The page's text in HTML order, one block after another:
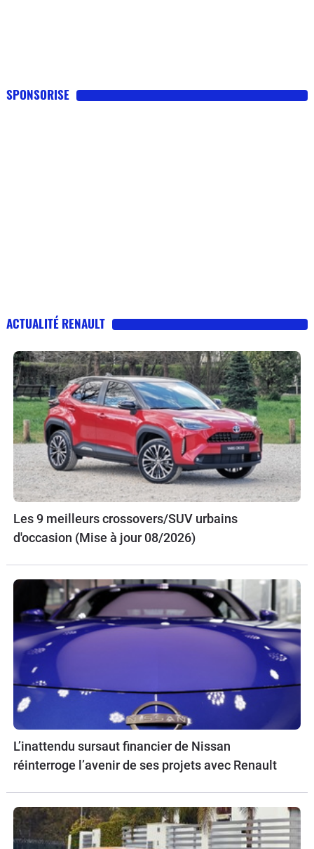
SPONSORISE
ACTUALITÉ RENAULT
Les 9 meilleurs crossovers/SUV urbains
d'occasion (Mise à jour 08/2026)
L’inattendu sursaut financier de Nissan
réinterroge l’avenir de ses projets avec Renault